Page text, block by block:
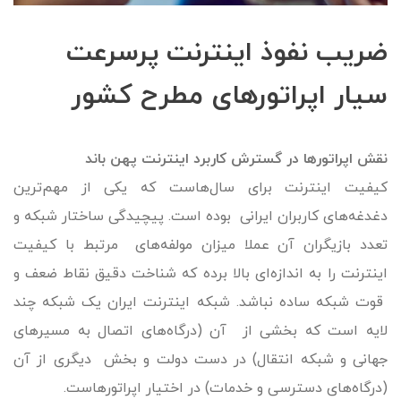
ضریب نفوذ اینترنت پرسرعت
سیار اپراتورهای مطرح کشور
نقش اپراتورها در گسترش کاربرد اینترنت پهن‌ باند
کیفیت اینترنت برای سال‌هاست که یکی از مهم‌ترین
دغدغه‌های کاربران ایرانی بوده است. پیچیدگی ساختار شبکه و
تعدد بازیگران آن عملا میزان مولفه‌های مرتبط با کیفیت
اینترنت را به اندازه‌ای بالا برده که شناخت دقیق نقاط ضعف و
قوت شبکه ساده نباشد. شبکه اینترنت ایران یک شبکه چند
لایه است که بخشی از آن (درگاه‌های اتصال به مسیرهای
جهانی و شبکه انتقال) در دست دولت و بخش دیگری از آن
(درگاه‌های دسترسی و خدمات) در اختیار اپراتورهاست.